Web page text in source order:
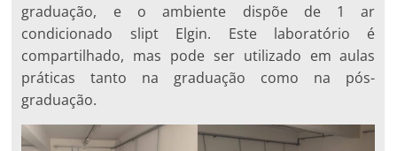
graduação, e o ambiente dispõe de 1 ar
condicionado slipt Elgin. Este laboratório é
compartilhado, mas pode ser utilizado em aulas
práticas tanto na graduação como na pós-
graduação.